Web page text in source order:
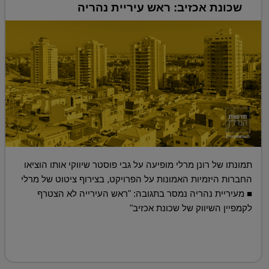
שכונת אכזיב: ראש עיריית נהריה
תמונתו של רונן מרלי מופיעה על גבי פוסטר שיווקי אותו הוציאו
החברות היזמיות האמונות על הפרויקט, בצירוף ציטוט של מרלי
■ מעיריית נהריה נמסר בתגובה: "ראש העירייה לא הצטרף
לקמפיין השיווק של שכונת אכזיב"